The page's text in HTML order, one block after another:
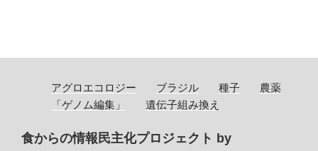
アグロエコロジー ブラジル 種子
農薬
「ゲノム編集」
遺伝子組み換え
食からの情報民主化プロジェクト by